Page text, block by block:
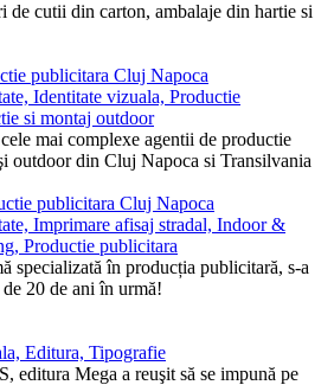
de cutii din carton, ambalaje din hartie si
publicitara Cluj Napoca
Identitate vizuala, Productie
si montaj outdoor
mai complexe agentii de productie
outdoor din Cluj Napoca si Transilvania
publicitara Cluj Napoca
Imprimare afisaj stradal, Indoor &
Productie publicitara
specializată în producția publicitară, s-a
20 de ani în urmă!
Editura, Tipografie
editura Mega a reuşit să se impună pe